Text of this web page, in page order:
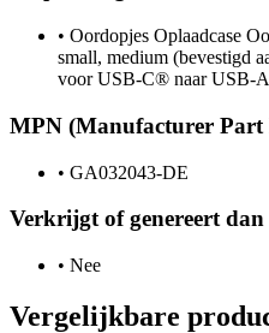
• Oordopjes Oplaadcase
small, medium (bevestigd
voor USB-C® naar USB-A
MPN (Manufacturer Part
• GA032043-DE
Verkrijgt of genereert
• Nee
Vergelijkbare